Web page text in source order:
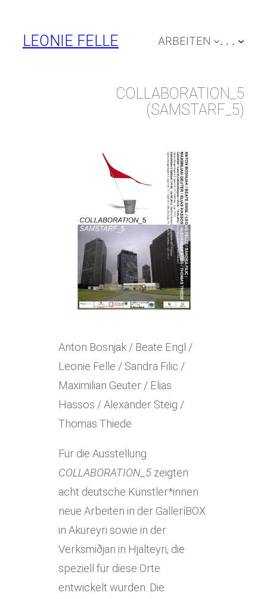
Inhalt
springen
LEONIE FELLE ARBEITEN . . .
COLLABORATION_5
(SAMSTARF_5)
Anton Bosnjak / Beate Engl /
Leonie Felle / Sandra Filic /
Maximilian Geuter / Elias
Hassos / Alexander Steig /
Thomas Thiede
Für die Ausstellung
COLLABORATION_5 zeigten
acht deutsche Künstler*innen
neue Arbeiten in der GalleríBOX
in Akureyri sowie in der
Verksmiðjan in Hjalteyri, die
speziell für diese Orte
entwickelt wurden. Die